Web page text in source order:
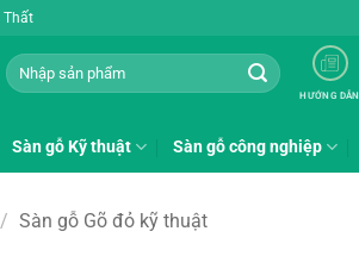
Thất
Tìm
kiếm:
HƯỚNG DẪN
Sàn gỗ Kỹ thuật Sàn gỗ công nghiệp
/ Sàn gỗ Gõ đỏ kỹ thuật